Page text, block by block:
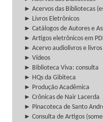
► Acervos das Bibliotecas
► Livros Eletrônicos
► Catálogos de Autores e
► Artigos eletrônicos em
► Acervo audiolivros e livros
► Vídeos
► Biblioteca Viva: consulta
► HQs da Gibiteca
► Produção Acadêmica
► Crônicas de Nair Lacerda
► Pinacoteca de Santo
► Consulta de Artigos